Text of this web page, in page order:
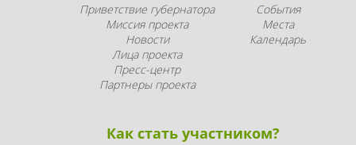
Приветствие губернатора
Миссия проекта
Новости
Лица проекта
Пресс-центр
Партнеры проекта
События
Места
Календарь
Как стать участником?